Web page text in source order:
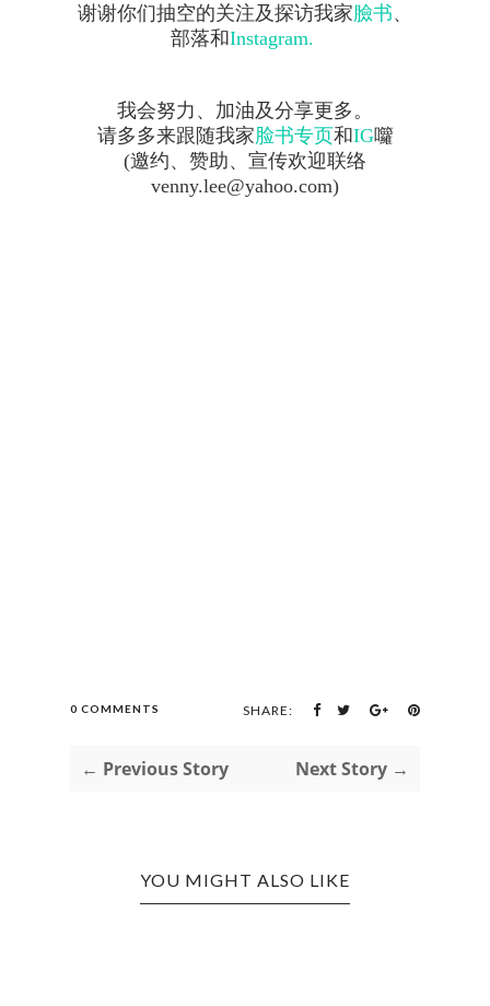
谢谢你们抽空的关注及探访我家臉书、
部落和Instagram.
我会努力、加油及分享更多。
请多多来跟随我家脸书专页和IG囖
(邀约、赞助、宣传欢迎联络
venny.lee@yahoo.com)
0 COMMENTS SHARE:
← Previous Story Next Story →
YOU MIGHT ALSO LIKE